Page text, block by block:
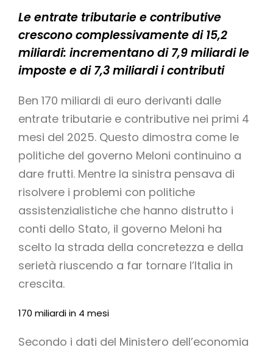
Le entrate tributarie e contributive
crescono complessivamente di 15,2
miliardi: incrementano di 7,9 miliardi le
imposte e di 7,3 miliardi i contributi
Ben 170 miliardi di euro derivanti dalle
entrate tributarie e contributive nei primi 4
mesi del 2025. Questo dimostra come le
politiche del governo Meloni continuino a
dare frutti. Mentre la sinistra pensava di
risolvere i problemi con politiche
assistenzialistiche che hanno distrutto i
conti dello Stato, il governo Meloni ha
scelto la strada della concretezza e della
serietà riuscendo a far tornare l’Italia in
crescita.
170 miliardi in 4 mesi
Secondo i dati del Ministero dell’economia